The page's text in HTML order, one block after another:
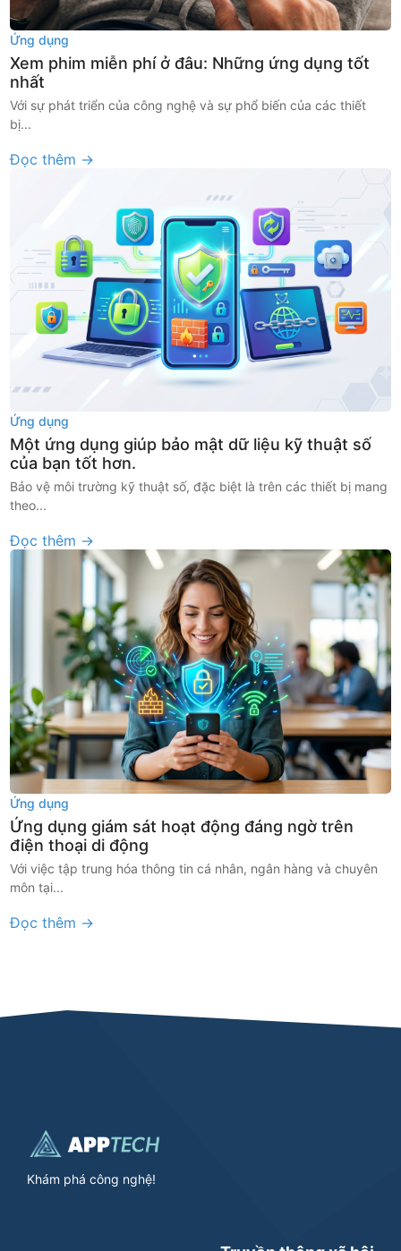
Ứng dụng
Xem phim miễn phí ở đâu: Những ứng dụng tốt
nhất
Với sự phát triển của công nghệ và sự phổ biến của các thiết
bị...
Đọc thêm →
Ứng dụng
Một ứng dụng giúp bảo mật dữ liệu kỹ thuật số
của bạn tốt hơn.
Bảo vệ môi trường kỹ thuật số, đặc biệt là trên các thiết bị mang
theo...
Đọc thêm →
Ứng dụng
Ứng dụng giám sát hoạt động đáng ngờ trên
điện thoại di động
Với việc tập trung hóa thông tin cá nhân, ngân hàng và chuyên
môn tại...
Đọc thêm →
Khám phá công nghệ!